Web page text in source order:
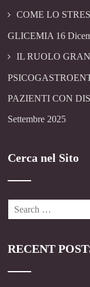
COME LO
GLICEMIA 16
IL RUOLO
PAZIENTI CON
Settembre 2025
Cerca nel Sito
RECENT